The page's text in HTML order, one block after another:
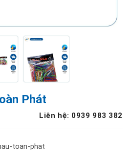
Phát
Liên hệ: 0939 983 382
toan-phat